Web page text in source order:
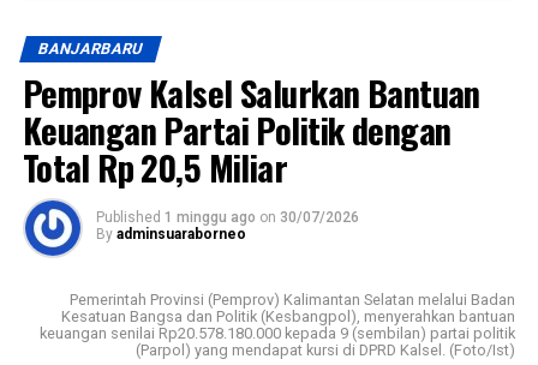
Bank Kalsel: 0811505153
#UPZBankKalsel #bankkalsel #bankkalselsyariah
#Baznas #BaznasKalsel
Views: 20
Bagikan ke
Messenger 0 Twitter/X 0
0 Facebook 0
Messenger 0 Twitter/X 0
masyarakat terkait pemadaman listrik bergilir yang terjadi
di berbagai wilayah Kalsel dalam beberapa waktu terakhir.
Hal ini terutama berasal dari wilayah Kota Banjarmasin,
Kota Banjarbaru, Kabupaten Banjar, dan Kabupaten Barito
Kuala. Hal tersebut dilakukan sebagai bentuk tanggung
jawab Ombudsman sebagai lembaga pengawas
penyelenggaraan pelayanan publik, dengan melaksanakan
langkah-langkah tindak lanjut sesuai kewenangan pada
Ombudsman Republik Indonesia.
Hadi melanjutkan bahwa substansi laporan terkait
BANJARBARU
Pemprov Kalsel Salurkan Bantuan
Keuangan Partai Politik dengan
Total Rp 20,5 Miliar
Published 1 minggu ago on 30/07/2026
By adminsuaraborneo
Pemerintah Provinsi (Pemprov) Kalimantan Selatan melalui Badan
Kesatuan Bangsa dan Politik (Kesbangpol), menyerahkan bantuan
keuangan senilai Rp20.578.180.000 kepada 9 (sembilan) partai politik
(Parpol) yang mendapat kursi di DPRD Kalsel. (Foto/Ist)